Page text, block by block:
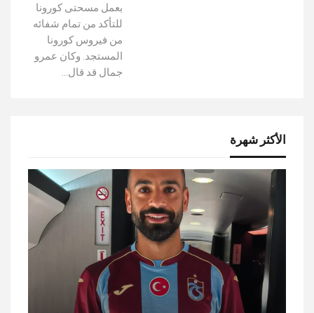
بعمل مسحتى كورونا
للتأكد من تمام شفائه
من فيروس كورونا
المستجد. وكان عمرو
جمال قد قال…
الأكثر شهرة